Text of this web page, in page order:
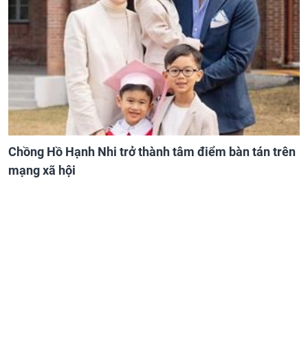
Chồng Hồ Hạnh Nhi trở thành tâm điểm bàn tán trên
mạng xã hội